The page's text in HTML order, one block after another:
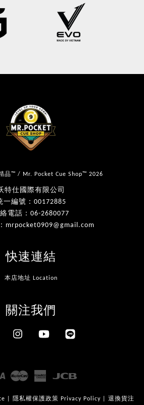
品™ / Mr. Pocket Cue Shop™ 2026
特仕國際有限公司
一編號：00172885
電話：06-2680077
mrpocket0909@gmail.com
快速連結
本店地址 Location
關注我們
Facebook Instagram YouTube
Visa Master
American
隱私權保護政策 Privacy Policy| 退換貨注